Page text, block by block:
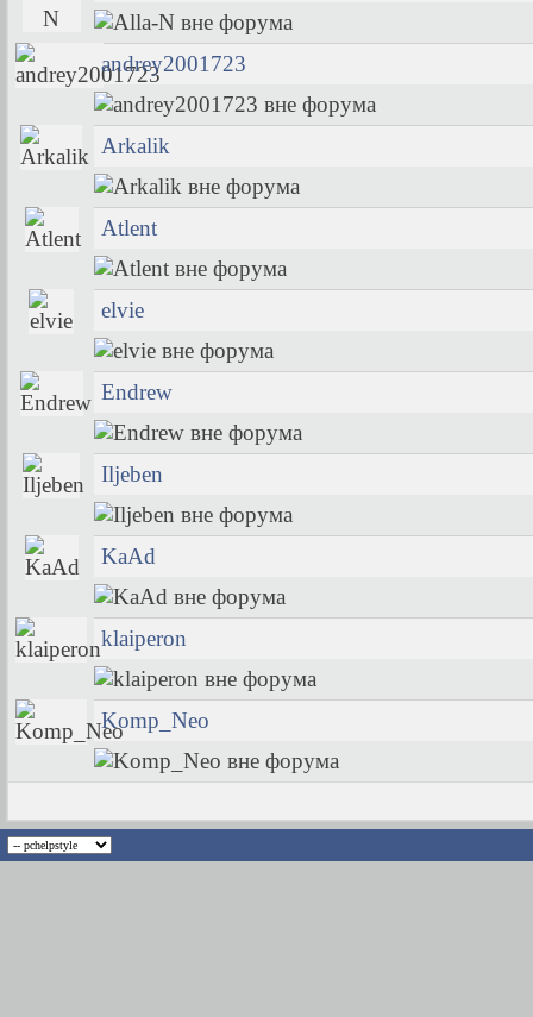
andrey2001723
Arkalik
Atlent
elvie
Endrew
Iljeben
KaAd
klaiperon
Komp_Neo